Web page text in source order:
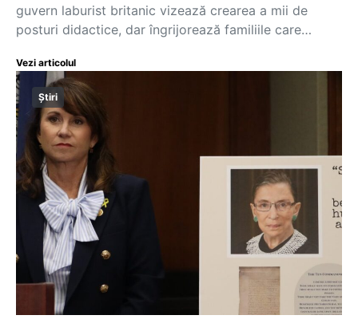
guvern laburist britanic vizează crearea a mii de
posturi didactice, dar îngrijorează familiile care…
Vezi articolul
Știri